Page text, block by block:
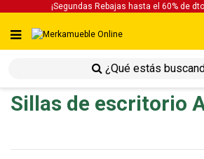
¡Segundas Rebajas hasta el 60% de
sillas sillas de escritorio
Sillas de escritorio